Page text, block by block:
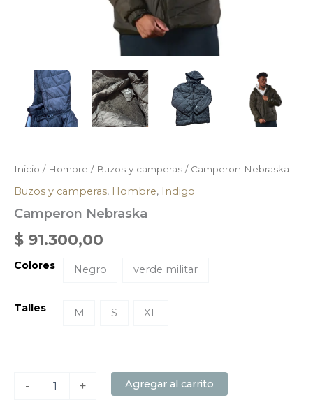
Inicio / Hombre / Buzos y camperas / Camperon Nebraska
Buzos y camperas, Hombre, Indigo
Camperon Nebraska
$ 91.300,00
Colores Negro verde militar
Talles M S XL
- + Agregar al carrito